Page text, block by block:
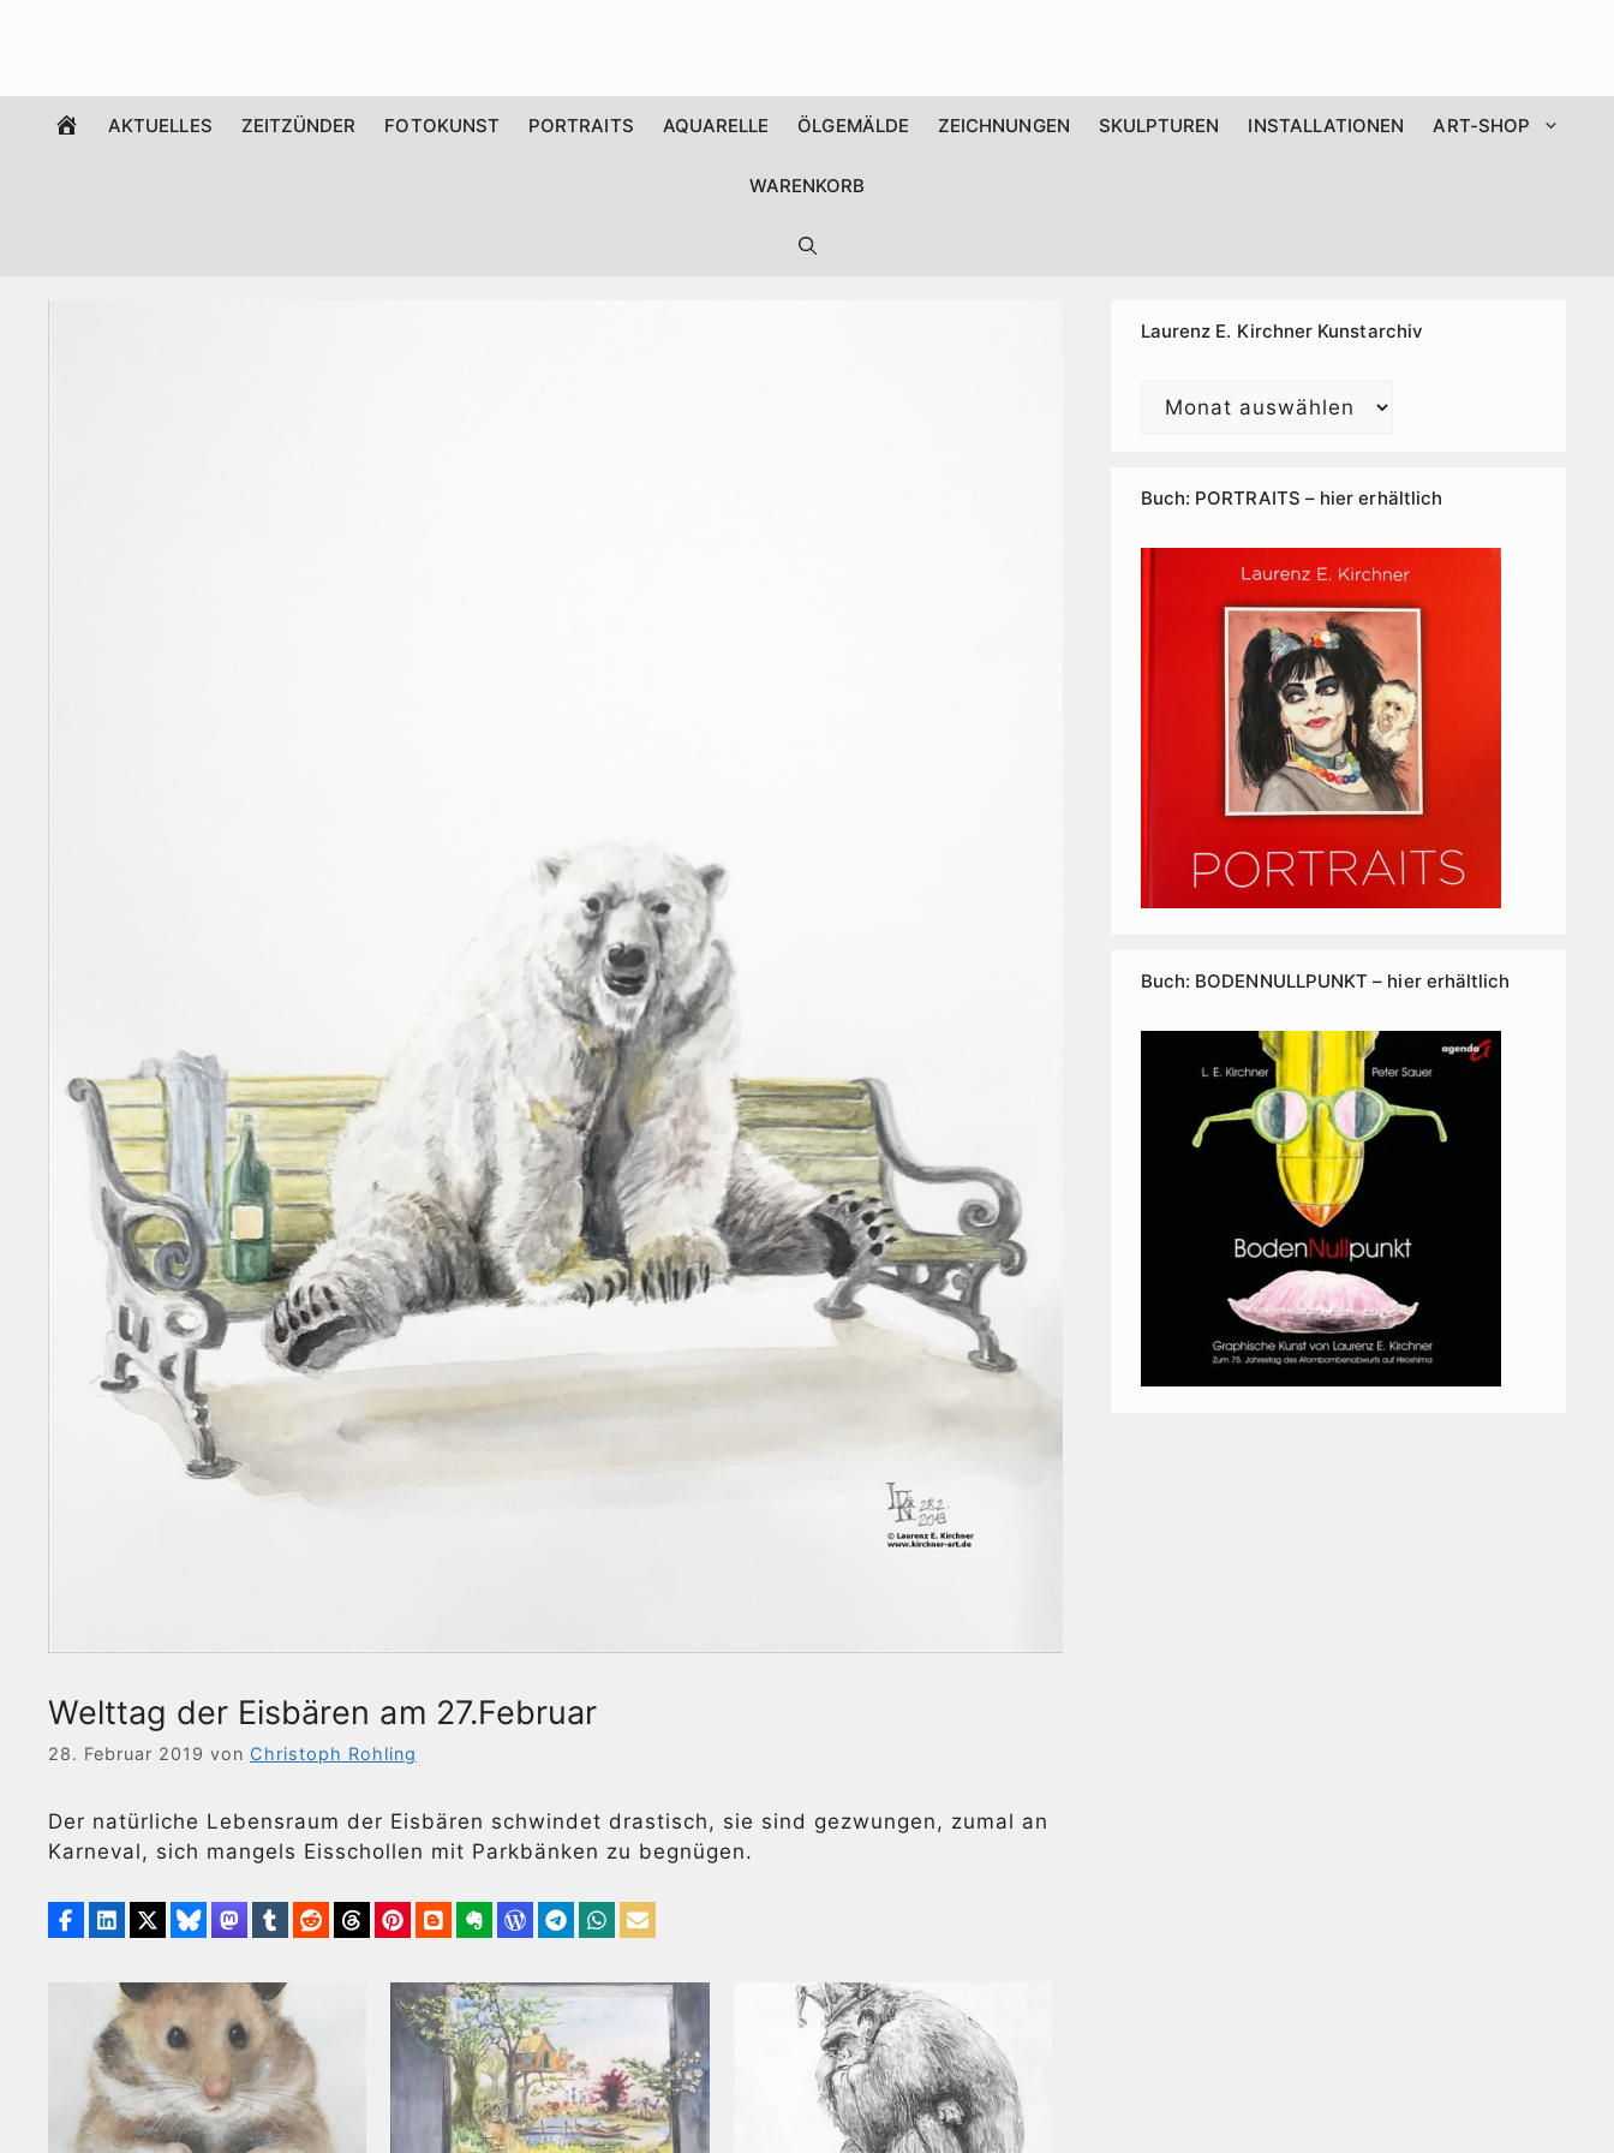
WILLKOMMEN
AKTUELLES ZEITZÜNDER FOTOKUNST PORTRAITS AQUARELLE ÖLGEMÄLDE ZEICHNUNGEN SKULPTUREN INSTALLATIONEN ART-SHOP
WARENKORB
Welttag der Eisbären am 27.Februar
28. Februar 2019 von Christoph Rohling
Der natürliche Lebensraum der Eisbären schwindet drastisch, sie sind gezwungen, zumal an
Karneval, sich mangels Eisschollen mit Parkbänken zu begnügen.
Laurenz E. Kirchner Kunstarchiv
Laurenz
Buch: PORTRAITS – hier erhältlich
Buch: BODENNULLPUNKT – hier erhältlich